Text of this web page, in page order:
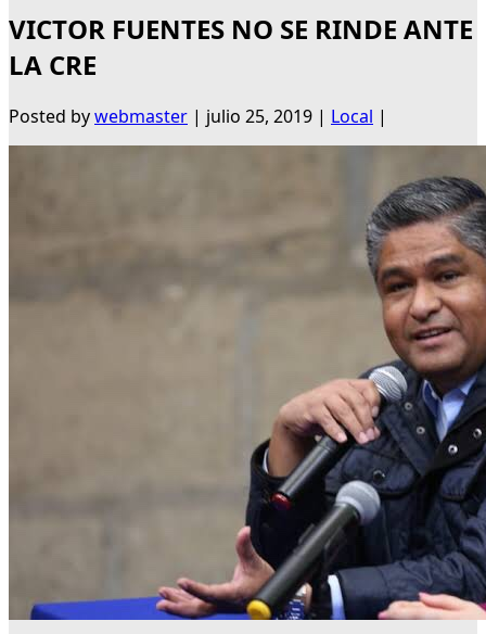
VICTOR FUENTES NO SE RINDE ANTE
LA CRE
Posted bywebmaster | julio 25, 2019 | Local |